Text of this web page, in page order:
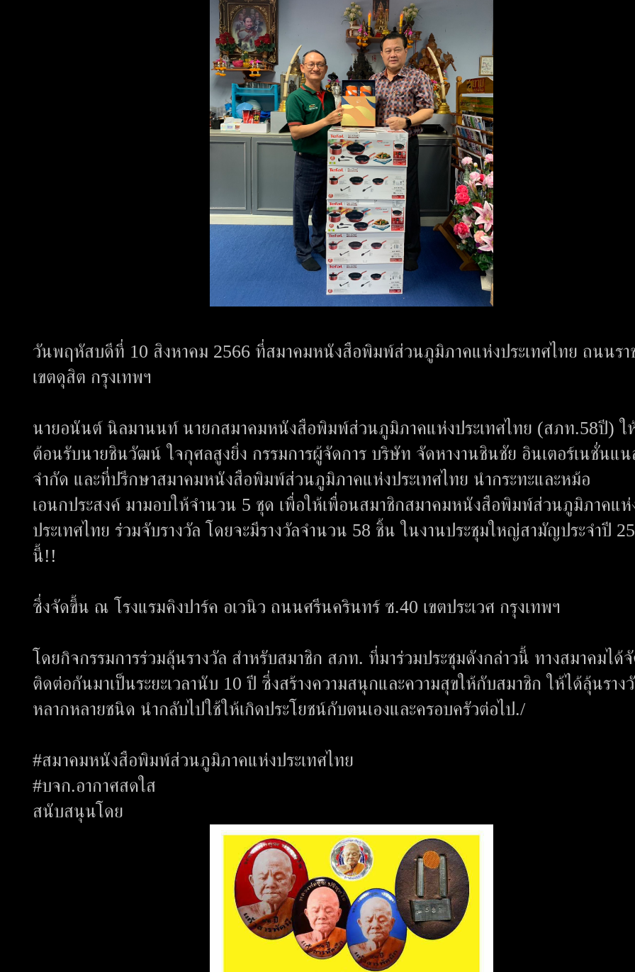
วันพฤหัสบดีที่ 10 สิงหาคม 2566 ที่สมาคมหนังสือพิมพ์ส่วนภูมิภาคแห่งประเทศไทย ถนนรา
เขตดุสิต กรุงเทพฯ
นายอนันต์ นิลมานนท์ นายกสมาคมหนังสือพิมพ์ส่วนภูมิภาคแห่งประเทศไทย (สภท.58ปี) ใ
ต้อนรับนายชินวัฒน์ ใจกุศลสูงยิ่ง กรรมการผู้จัดการ บริษัท จัดหางานชินชัย อินเตอร์เนชั่นแ
จำกัด และที่ปรึกษาสมาคมหนังสือพิมพ์ส่วนภูมิภาคแห่งประเทศไทย นำกระทะและหม้อ
เอนกประสงค์ มามอบให้จำนวน 5 ชุด เพื่อให้เพื่อนสมาชิกสมาคมหนังสือพิมพ์ส่วนภูมิภาคแห่
ประเทศไทย ร่วมจับรางวัล โดยจะมีรางวัลจำนวน 58 ชิ้น ในงานประชุมใหญ่สามัญประจำปี
นี้!!
ซึ่งจัดขึ้น ณ โรงแรมคิงปาร์ค อเวนิว ถนนศรีนครินทร์ ซ.40 เขตประเวศ กรุงเทพฯ
โดยกิจกรรมการร่วมลุ้นรางวัล สำหรับสมาชิก สภท. ที่มาร่วมประชุมดังกล่าวนี้ ทางสมาคมได้
ติดต่อกันมาเป็นระยะเวลานับ 10 ปี ซึ่งสร้างความสนุกและความสุขให้กับสมาชิก ให้ได้ลุ้นราง
หลากหลายชนิด นำกลับไปใช้ให้เกิดประโยชน์กับตนเองและครอบครัวต่อไป./
#สมาคมหนังสือพิมพ์ส่วนภูมิภาคแห่งประเทศไทย
#บจก.อากาศสดใส
สนับสนุนโดย